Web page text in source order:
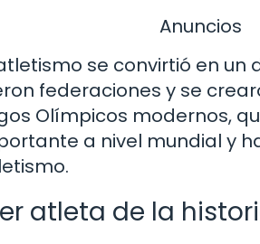
Anuncios
atletismo se convirtió en
federaciones y se
Olímpicos modernos,
a nivel mundial y
atleta de la